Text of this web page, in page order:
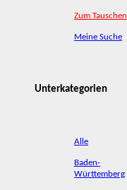
Zum Tauschen
Meine Suche
Unterkategorien
Alle
Baden-
Württemberg